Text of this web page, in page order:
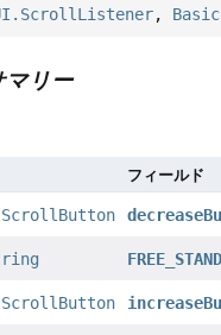
,
マリー
フィールド